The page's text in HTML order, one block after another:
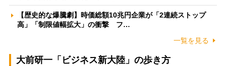
【歴史的な爆騰劇】時価総額10兆円企業が「2連続ストップ
高」「制限値幅拡大」の衝撃 フ…
一覧を見る
大前研一「ビジネス新大陸」の歩き方